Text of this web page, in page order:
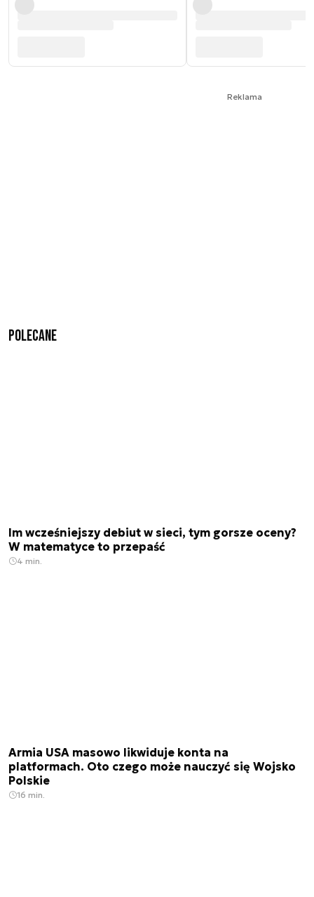
Reklama
Polecane
Im wcześniejszy debiut w sieci, tym gorsze oceny?
W matematyce to przepaść
4 min.
Armia USA masowo likwiduje konta na
platformach. Oto czego może nauczyć się Wojsko
Polskie
16 min.